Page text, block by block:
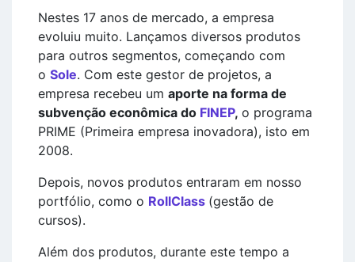
Nestes 17 anos de mercado, a empresa
evoluiu muito. Lançamos diversos produtos
para outros segmentos, começando com
o Sole. Com este gestor de projetos, a
empresa recebeu um aporte na forma de
subvenção econômica do FINEP, o programa
PRIME (Primeira empresa inovadora), isto em
2008.
Depois, novos produtos entraram em nosso
portfólio, como o RollClass (gestão de
cursos).
Além dos produtos, durante este tempo a